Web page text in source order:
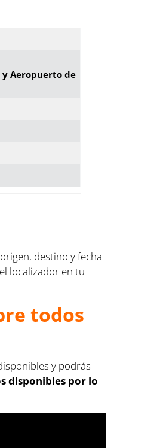
y Aeropuerto de
destino y fecha
localizador en tu
todos
y podrás
disponibles por lo